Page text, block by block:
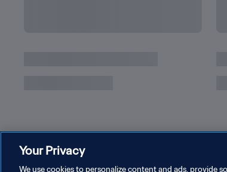
Your Privacy
We use cookies to personalize content and ads, provide